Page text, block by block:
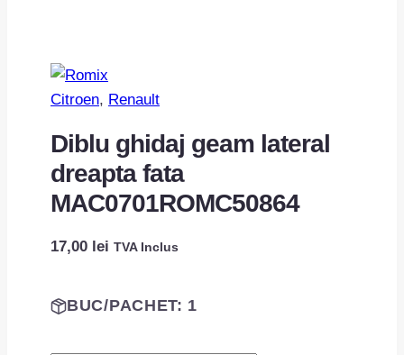
Citroen, Renault
Diblu ghidaj geam lateral
dreapta fata
MAC0701ROMC50864
17,00 lei TVA Inclus
BUC/PACHET: 1